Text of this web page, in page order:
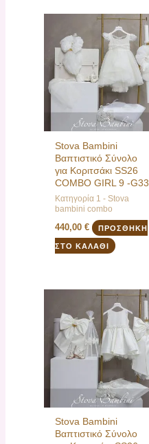
Stova Bambini
Βαπτιστικό Σύνολο
για Κοριτσάκι SS26
COMBO GIRL 9 -G33
Κατηγορία 1 - Stova
bambini combo
440,00€ ΠΡΟΣΘΉΚΗ
ΣΤΟ ΚΑΛΆΘΙ
Stova Bambini
Βαπτιστικό Σύνολο